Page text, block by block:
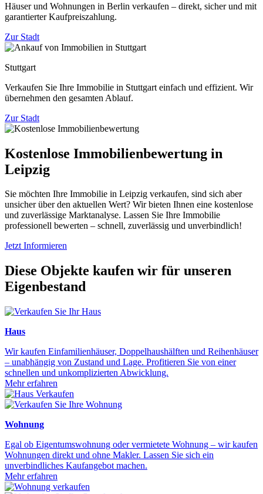
Häuser und Wohnungen in Berlin verkaufen – direkt, sicher und mit
garantierter Kaufpreiszahlung.
Zur Stadt
Stuttgart
Verkaufen Sie Ihre Immobilie in Stuttgart einfach und effizient. Wir
übernehmen den gesamten Ablauf.
Zur Stadt
Kostenlose Immobilienbewertung in
Leipzig
Sie möchten Ihre Immobilie in Leipzig verkaufen, sind sich aber
unsicher über den aktuellen Wert? Wir bieten Ihnen eine kostenlose
und zuverlässige Marktanalyse. Lassen Sie Ihre Immobilie
professionell bewerten – schnell, zuverlässig und unverbindlich!
Jetzt Informieren
Diese Objekte kaufen wir für unseren
Eigenbestand
Haus
Wir kaufen Einfamilienhäuser, Doppelhaushälften und Reihenhäuser
– unabhängig von Zustand und Lage. Profitieren Sie von einer
schnellen und unkomplizierten Abwicklung.
Mehr erfahren
Wohnung
Egal ob Eigentumswohnung oder vermietete Wohnung – wir kaufen
Wohnungen direkt und ohne Makler. Lassen Sie sich ein
unverbindliches Kaufangebot machen.
Mehr erfahren